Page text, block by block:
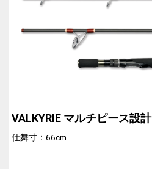
VALKYRIE マルチピース設計
仕舞寸：66cm